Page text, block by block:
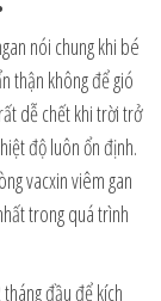
nói chung khi bé
thận không để gió
dễ chết khi trời trở
độ luôn ổn định.
vacxin viêm gan
trong quá trình
đầu để kích